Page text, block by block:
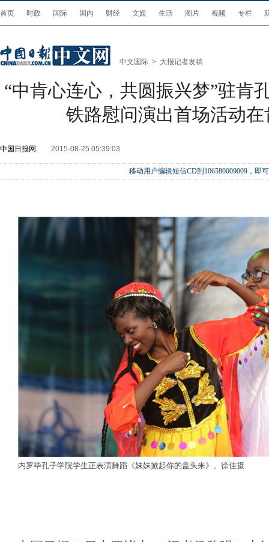
首页 时政 国际 国内 财经 文娱 生活 图片 视频 专栏
中文国际 > 大报记者发稿
“中肯心连心，共圆振兴梦”驻肯
铁路慰问演出首场活动在
中国日报网 2015-08-25 05:39:03
移动用户编辑短信CD到106580009009，即
内罗毕孔子学院学生正表演舞蹈《妹妹掀起你的盖头来》。徐佳摄